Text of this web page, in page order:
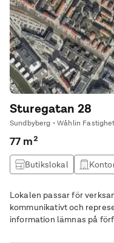
Sturegatan 28
Sundbyberg • Wåhlin
77 m²
Butikslokal
Lokalen passar för
kommunikativt och
information lämnas på